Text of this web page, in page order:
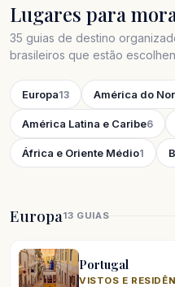
Lugares para
35 guias de destino
brasileiros que estão
Europa13 América do
América Latina e Caribe6
África e Oriente Médio1
Europa13 GUIAS
Portugal
VISTOS E